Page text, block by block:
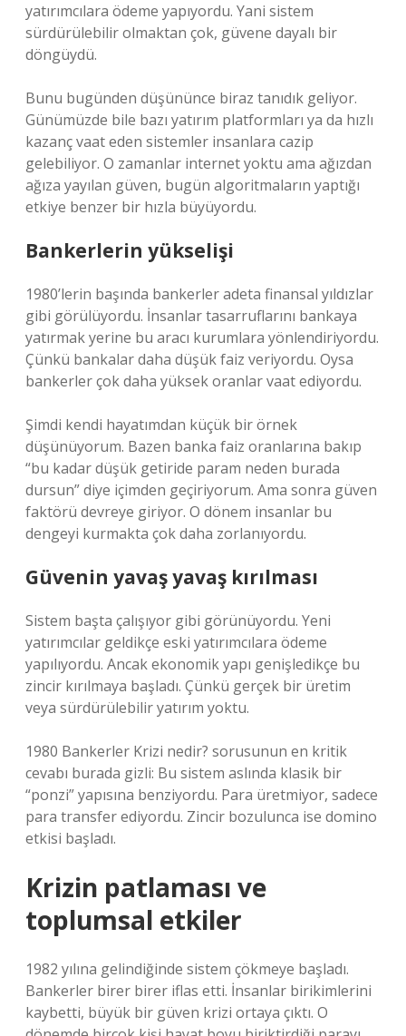
yatırımcılara ödeme yapıyordu. Yani sistem
sürdürülebilir olmaktan çok, güvene dayalı bir
döngüydü.
Bunu bugünden düşününce biraz tanıdık geliyor.
Günümüzde bile bazı yatırım platformları ya da hızlı
kazanç vaat eden sistemler insanlara cazip
gelebiliyor. O zamanlar internet yoktu ama ağızdan
ağıza yayılan güven, bugün algoritmaların yaptığı
etkiye benzer bir hızla büyüyordu.
Bankerlerin yükselişi
1980’lerin başında bankerler adeta finansal yıldızlar
gibi görülüyordu. İnsanlar tasarruflarını bankaya
yatırmak yerine bu aracı kurumlara yönlendiriyordu.
Çünkü bankalar daha düşük faiz veriyordu. Oysa
bankerler çok daha yüksek oranlar vaat ediyordu.
Şimdi kendi hayatımdan küçük bir örnek
düşünüyorum. Bazen banka faiz oranlarına bakıp
“bu kadar düşük getiride param neden burada
dursun” diye içimden geçiriyorum. Ama sonra güven
faktörü devreye giriyor. O dönem insanlar bu
dengeyi kurmakta çok daha zorlanıyordu.
Güvenin yavaş yavaş kırılması
Sistem başta çalışıyor gibi görünüyordu. Yeni
yatırımcılar geldikçe eski yatırımcılara ödeme
yapılıyordu. Ancak ekonomik yapı genişledikçe bu
zincir kırılmaya başladı. Çünkü gerçek bir üretim
veya sürdürülebilir yatırım yoktu.
1980 Bankerler Krizi nedir? sorusunun en kritik
cevabı burada gizli: Bu sistem aslında klasik bir
“ponzi” yapısına benziyordu. Para üretmiyor, sadece
para transfer ediyordu. Zincir bozulunca ise domino
etkisi başladı.
Krizin patlaması ve
toplumsal etkiler
1982 yılına gelindiğinde sistem çökmeye başladı.
Bankerler birer birer iflas etti. İnsanlar birikimlerini
kaybetti, büyük bir güven krizi ortaya çıktı. O